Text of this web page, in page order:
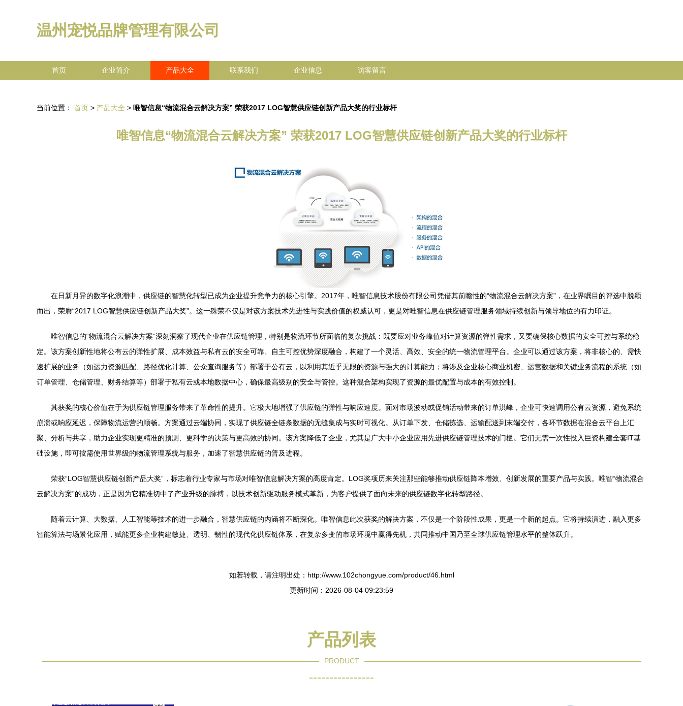
温州宠悦品牌管理有限公司
首页 企业简介 产品大全 联系我们 企业信息 访客留言
当前位置： 首页 > 产品大全 > 唯智信息“物流混合云解决方案” 荣获2017 LOG智慧供应链创新产品大奖的行业标杆
唯智信息“物流混合云解决方案” 荣获2017 LOG智慧供应链创新产品大奖的行业标杆
在日新月异的数字化浪潮中，供应链的智慧化转型已成为企业提升竞争力的核心引擎。2017年，唯智信息技术股份有限公司凭借其前瞻性的“物流混合云解决方案”，在业界瞩目的评选中脱颖
而出，荣膺“2017 LOG智慧供应链创新产品大奖”。这一殊荣不仅是对该方案技术先进性与实践价值的权威认可，更是对唯智信息在供应链管理服务领域持续创新与领导地位的有力印证。
唯智信息的“物流混合云解决方案”深刻洞察了现代企业在供应链管理，特别是物流环节所面临的复杂挑战：既要应对业务峰值对计算资源的弹性需求，又要确保核心数据的安全可控与系统稳
定。该方案创新性地将公有云的弹性扩展、成本效益与私有云的安全可靠、自主可控优势深度融合，构建了一个灵活、高效、安全的统一物流管理平台。企业可以通过该方案，将非核心的、需快
速扩展的业务（如运力资源匹配、路径优化计算、公众查询服务等）部署于公有云，以利用其近乎无限的资源与强大的计算能力；将涉及企业核心商业机密、运营数据和关键业务流程的系统（如
订单管理、仓储管理、财务结算等）部署于私有云或本地数据中心，确保最高级别的安全与管控。这种混合架构实现了资源的最优配置与成本的有效控制。
其获奖的核心价值在于为供应链管理服务带来了革命性的提升。它极大地增强了供应链的弹性与响应速度。面对市场波动或促销活动带来的订单洪峰，企业可快速调用公有云资源，避免系统
崩溃或响应延迟，保障物流运营的顺畅。方案通过云端协同，实现了供应链全链条数据的无缝集成与实时可视化。从订单下发、仓储拣选、运输配送到末端交付，各环节数据在混合云平台上汇
聚、分析与共享，助力企业实现更精准的预测、更科学的决策与更高效的协同。该方案降低了企业，尤其是广大中小企业应用先进供应链管理技术的门槛。它们无需一次性投入巨资构建全套IT基
础设施，即可按需使用世界级的物流管理系统与服务，加速了智慧供应链的普及进程。
荣获“LOG智慧供应链创新产品大奖”，标志着行业专家与市场对唯智信息解决方案的高度肯定。LOG奖项历来关注那些能够推动供应链降本增效、创新发展的重要产品与实践。唯智“物流混合
云解决方案”的成功，正是因为它精准切中了产业升级的脉搏，以技术创新驱动服务模式革新，为客户提供了面向未来的供应链数字化转型路径。
随着云计算、大数据、人工智能等技术的进一步融合，智慧供应链的内涵将不断深化。唯智信息此次获奖的解决方案，不仅是一个阶段性成果，更是一个新的起点。它将持续演进，融入更多
智能算法与场景化应用，赋能更多企业构建敏捷、透明、韧性的现代化供应链体系，在复杂多变的市场环境中赢得先机，共同推动中国乃至全球供应链管理水平的整体跃升。
如若转载，请注明出处：http://www.102chongyue.com/product/46.html
更新时间：2026-08-04 09:23:59
产品列表
PRODUCT
----------------